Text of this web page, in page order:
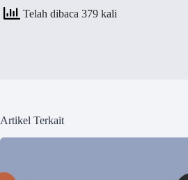
Telah dibaca 379 kali
Artikel Terkait